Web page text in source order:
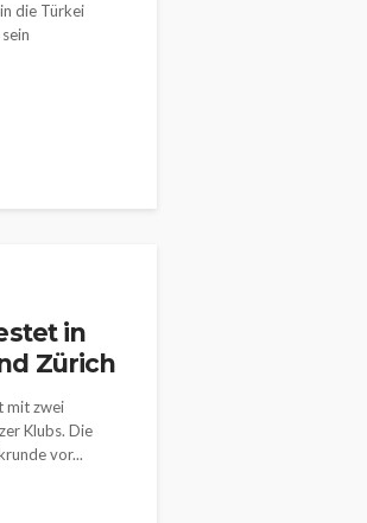
die Türkei
in
Zürich
mit zwei
Klubs. Die
vor...